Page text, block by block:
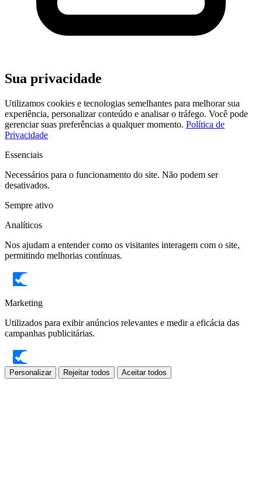
Sua privacidade
Utilizamos cookies e tecnologias semelhantes para melhorar sua
experiência, personalizar conteúdo e analisar o tráfego. Você pode
gerenciar suas preferências a qualquer momento. Política de
Privacidade
Essenciais
Necessários para o funcionamento do site. Não podem ser
desativados.
Sempre ativo
Analíticos
Nos ajudam a entender como os visitantes interagem com o site,
permitindo melhorias contínuas.
Marketing
Utilizados para exibir anúncios relevantes e medir a eficácia das
campanhas publicitárias.
Personalizar Rejeitar todos Aceitar todos